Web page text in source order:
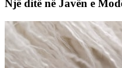
Një ditë në Javën e